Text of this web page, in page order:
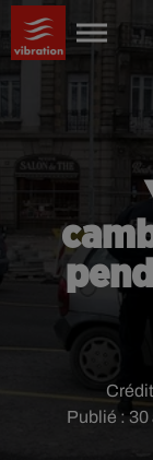
Publié : 30